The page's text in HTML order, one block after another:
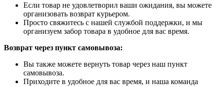
Если товар не удовлетворил ваши ожидания, вы можете
организовать возврат курьером.
Просто свяжитесь с нашей службой поддержки, и мы
организуем забор товара в удобное для вас время.
Возврат через пункт самовывоза:
Вы также можете вернуть товар через наш пункт
самовывоза.
Приходите в удобное для вас время, и наша команда